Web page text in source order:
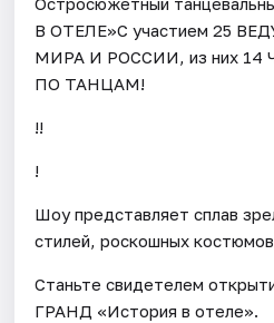
В ОТЕЛЕ»С участием 25
МИРА И РОССИИ, из них
ПО ТАНЦАМ!
!!
!
Шоу представляет сплав
стилей, роскошных
Станьте свидетелем
ГРАНД «История в отеле».